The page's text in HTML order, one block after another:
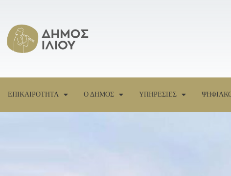
ΕΠΙΚΑΙΡΟΤΗΤΑ Ο ΔΗΜΟΣ ΥΠΗΡΕΣΙΕΣ